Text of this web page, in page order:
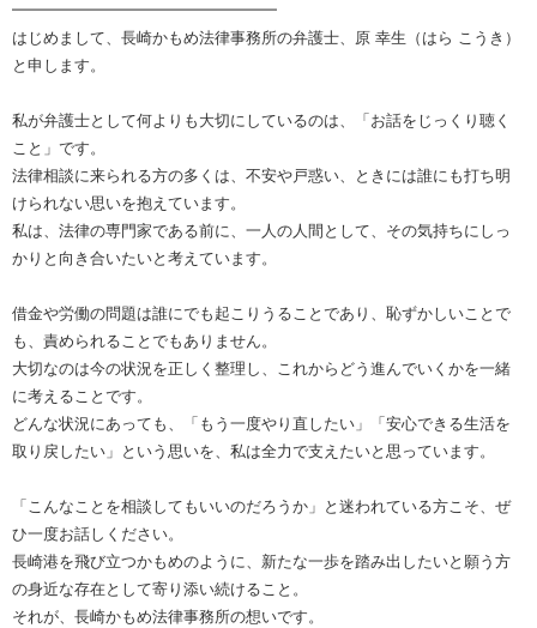
━━━━━━━━━━━━━━━━━
はじめまして、長崎かもめ法律事務所の弁護士、原 幸生（はら こうき）
と申します。
私が弁護士として何よりも大切にしているのは、「お話をじっくり聴く
こと」です。
法律相談に来られる方の多くは、不安や戸惑い、ときには誰にも打ち明
けられない思いを抱えています。
私は、法律の専門家である前に、一人の人間として、その気持ちにしっ
かりと向き合いたいと考えています。
借金や労働の問題は誰にでも起こりうることであり、恥ずかしいことで
も、責められることでもありません。
大切なのは今の状況を正しく整理し、これからどう進んでいくかを一緒
に考えることです。
どんな状況にあっても、「もう一度やり直したい」「安心できる生活を
取り戻したい」という思いを、私は全力で支えたいと思っています。
「こんなことを相談してもいいのだろうか」と迷われている方こそ、ぜ
ひ一度お話しください。
長崎港を飛び立つかもめのように、新たな一歩を踏み出したいと願う方
の身近な存在として寄り添い続けること。
それが、長崎かもめ法律事務所の想いです。